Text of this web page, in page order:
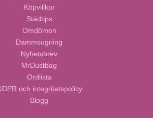
Köpvillkor
Städtips
Omdömen
Dammsugning
Nyhetsbrev
MrDustbag
Ordlista
och integritetspolicy
Blogg